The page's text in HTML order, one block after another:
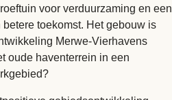
voor verduurzaming en een
toekomst. Het gebouw is
Merwe-Vierhavens
oude haventerrein in een